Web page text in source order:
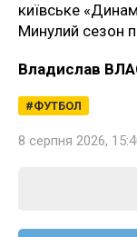
київське
Минулий сезон
Владислав
ФУТБОЛ
8 серпня 2026,